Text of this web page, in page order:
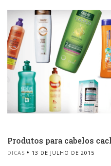
Produtos para cabelos
DICAS 13 DE JULHO DE 2015